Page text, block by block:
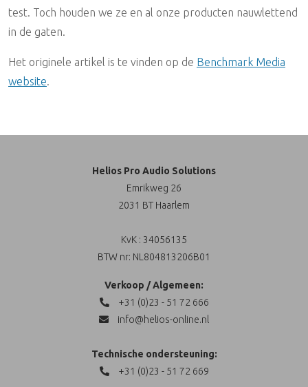
test. Toch houden we ze en al onze producten nauwlettend
in de gaten.
Het originele artikel is te vinden op de Benchmark Media
website.
Helios Pro Audio Solutions
Emrikweg 26
2031 BT Haarlem
KvK : 34056135
BTW nr: NL804813206B01
Verkoop / Algemeen:
+31 (0)23 - 51 72 666
info@helios-online.nl
Technische ondersteuning:
+31 (0)23 - 51 72 669